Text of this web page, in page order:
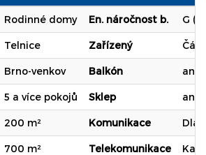
Rodinné domy En. náročnost b. G
Telnice Zařízený
Brno-venkov Balkón ano
5 a více pokojů Sklep ano
200 m² Komunikace
700 m² Telekomunikace